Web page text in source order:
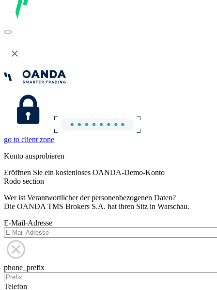
go to client zone
Konto ausprobieren
Eröffnen Sie ein kostenloses OANDA-Demo-Konto
Rodo section
Wer ist Verantwortlicher der personenbezogenen Daten?
Die OANDA TMS Brokers S.A. hat ihren Sitz in Warschau.
E-Mail-Adresse
phone_prefix
Telefon